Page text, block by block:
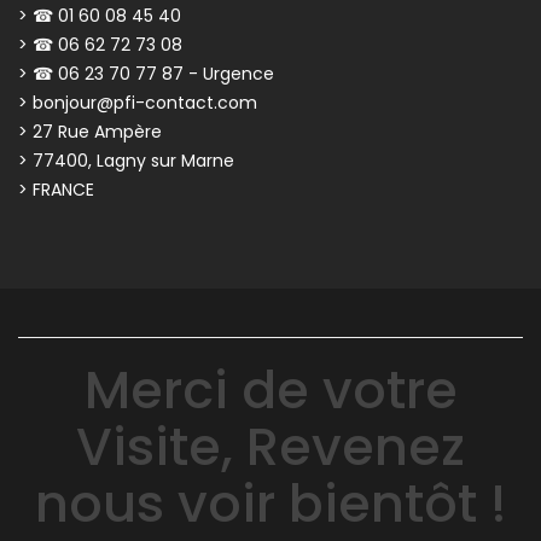
> ☎ 01 60 08 45 40
> ☎ 06 62 72 73 08
> ☎ 06 23 70 77 87 - Urgence
> bonjour@pfi-contact.com
> 27 Rue Ampère
> 77400, Lagny sur Marne
> FRANCE
Merci de votre
Visite, Revenez
nous voir bientôt !